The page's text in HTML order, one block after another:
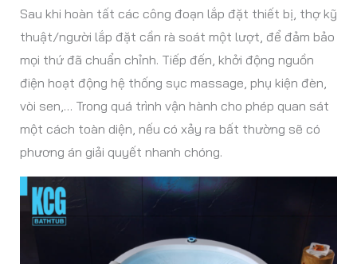
Sau khi hoàn tất các công đoạn lắp đặt thiết bị, thợ kỹ
thuật/người lắp đặt cần rà soát một lượt, để đảm bảo
mọi thứ đã chuẩn chỉnh. Tiếp đến, khởi động nguồn
điện hoạt động hệ thống sục massage, phụ kiện đèn,
vòi sen,… Trong quá trình vận hành cho phép quan sát
một cách toàn diện, nếu có xảy ra bất thường sẽ có
phương án giải quyết nhanh chóng.